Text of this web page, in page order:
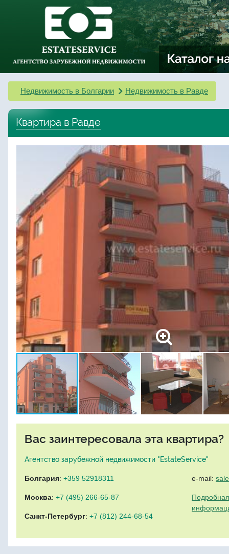
Недвижимость в Болгарии Недвижимость в Равде
Квартира в Равде
Вас заинтересовала эта квартира?
Агентство зарубежной недвижимости "EstateService"
Болгария: +359 52918311
Москва: +7 (495) 266-65-87
Санкт-Петербург: +7 (812) 244-68-54
e-mail: